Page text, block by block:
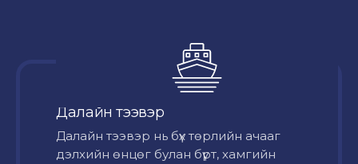
Далайн тээвэр
Далайн тээвэр нь бүх төрлийн ачааг
дэлхийн өнцөг булан бүрт, хамгийн